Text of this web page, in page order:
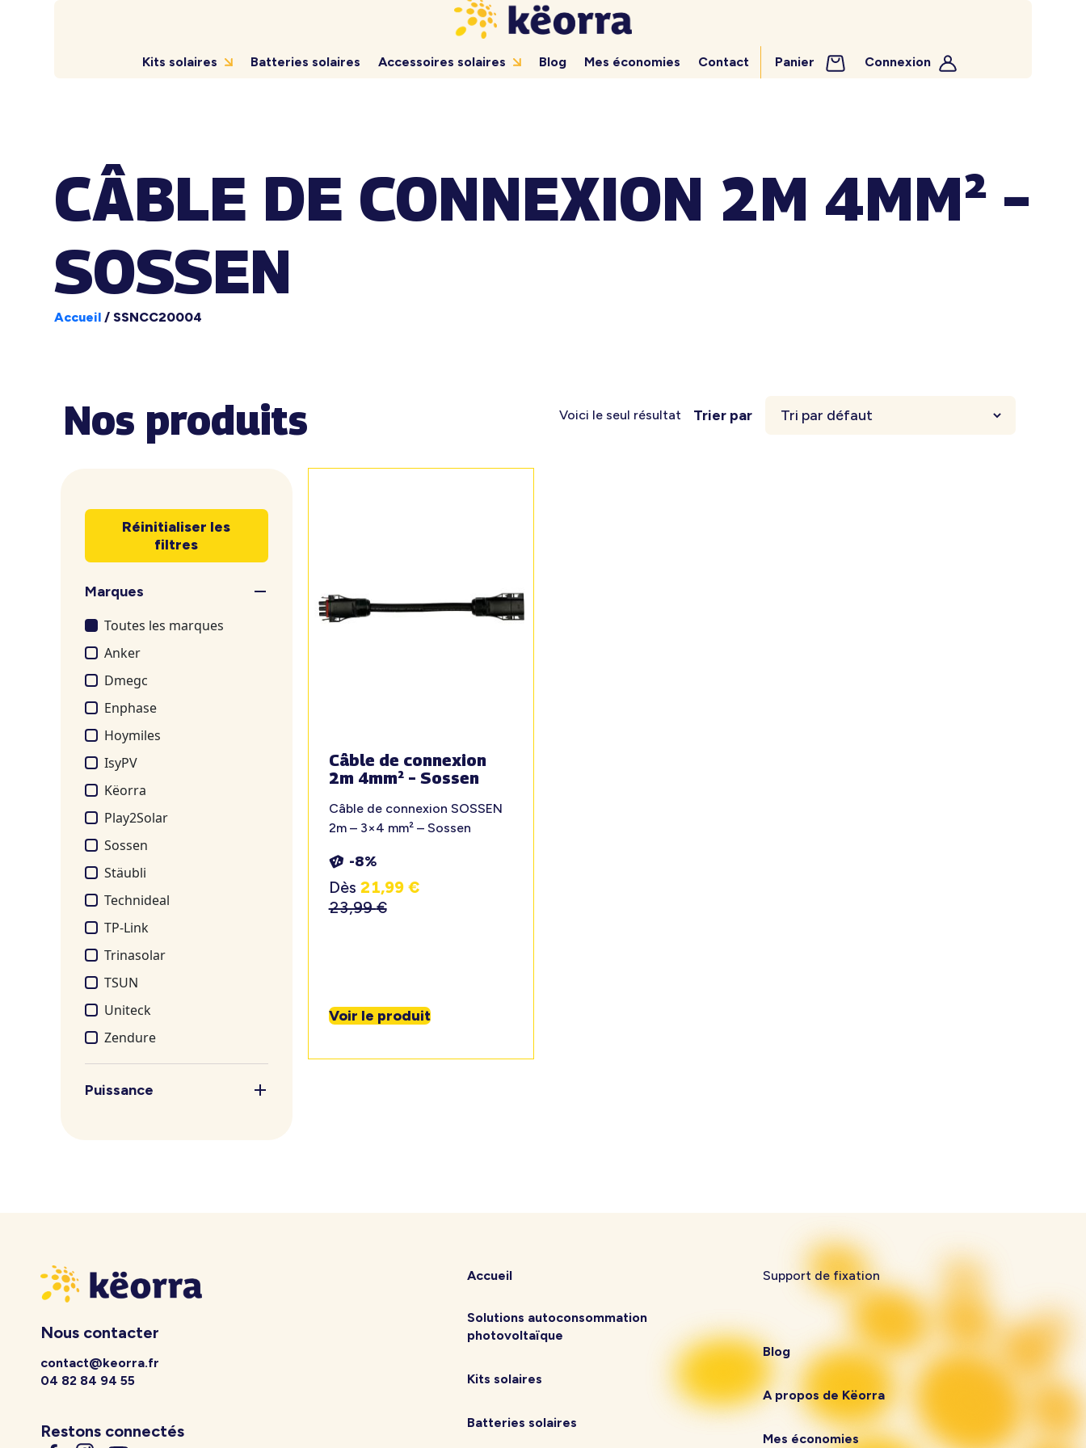
Kits solaires Batteries solaires Accessoires solaires Blog Mes économies Contact Panier Connexion
CÂBLE DE CONNEXION 2M 4MM² –
SOSSEN
Accueil /SSNCC20004
Nos produits Voici le seul résultat Trier par
Réinitialiser les
filtres
Marques
Toutes les marques
Anker
Dmegc
Enphase
Hoymiles
IsyPV
Këorra
Play2Solar
Sossen
Stäubli
Technideal
TP-Link
Trinasolar
TSUN
Uniteck
Zendure
Puissance
Câble de connexion
2m 4mm² – Sossen
Câble de connexion SOSSEN
2m – 3×4 mm² – Sossen
-8%
Dès 21,99 €
23,99€
Voir le produit
Nous contacter
contact@keorra.fr
04 82 84 94 55
Restons connectés
Accueil
Solutions autoconsommation
photovoltaïque
Kits solaires
Batteries solaires
Support de fixation
Blog
A propos de Këorra
Mes économies